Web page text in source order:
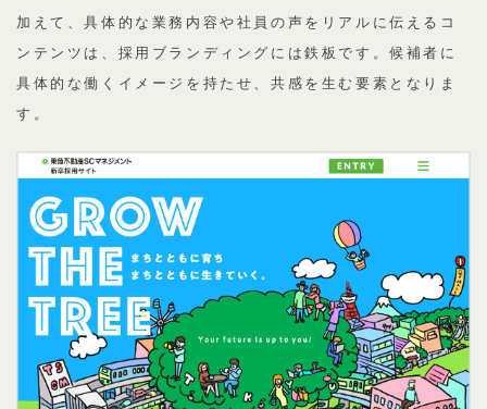
加えて、具体的な業務内容や社員の声をリアルに伝えるコ
ンテンツは、採用ブランディングには鉄板です。候補者に
具体的な働くイメージを持たせ、共感を生む要素となりま
す。